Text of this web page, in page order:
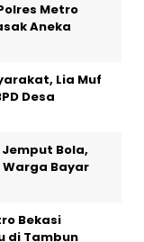
Metro
Aneka
Lia Muf
Desa
Bola,
Bayar
Bekasi
di Tambun